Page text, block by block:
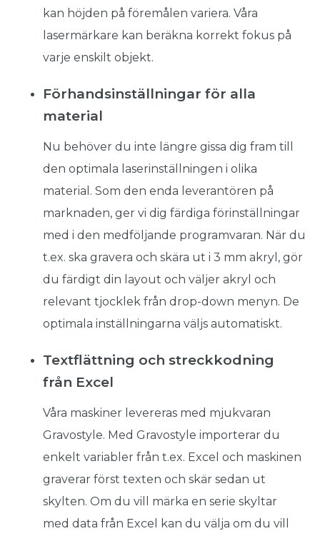
kan höjden på föremålen variera. Våra
lasermärkare kan beräkna korrekt fokus på
varje enskilt objekt.
Förhandsinställningar för alla
material
Nu behöver du inte längre gissa dig fram till
den optimala laserinställningen i olika
material. Som den enda leverantören på
marknaden, ger vi dig färdiga förinställningar
med i den medföljande programvaran. När du
t.ex. ska gravera och skära ut i 3 mm akryl, gör
du färdigt din layout och väljer akryl och
relevant tjocklek från drop-down menyn. De
optimala inställningarna väljs automatiskt.
Textflättning och streckkodning
från Excel
Våra maskiner levereras med mjukvaran
Gravostyle. Med Gravostyle importerar du
enkelt variabler från t.ex. Excel och maskinen
graverar först texten och skär sedan ut
skylten. Om du vill märka en serie skyltar
med data från Excel kan du välja om du vill